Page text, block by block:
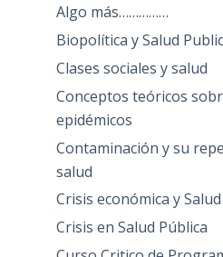
Algo más……………
Biopolítica y Salud
Clases sociales y salud
Conceptos teóricos
epidémicos
Contaminación y su
salud
Crisis económica y Salud
Crisis en Salud Pública